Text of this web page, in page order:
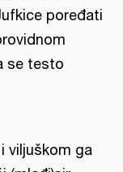
poređati
se testo
viljuškom ga